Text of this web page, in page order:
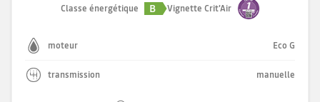
Classe énergétique
B Vignette Crit'Air
moteur Eco G
transmission manuelle